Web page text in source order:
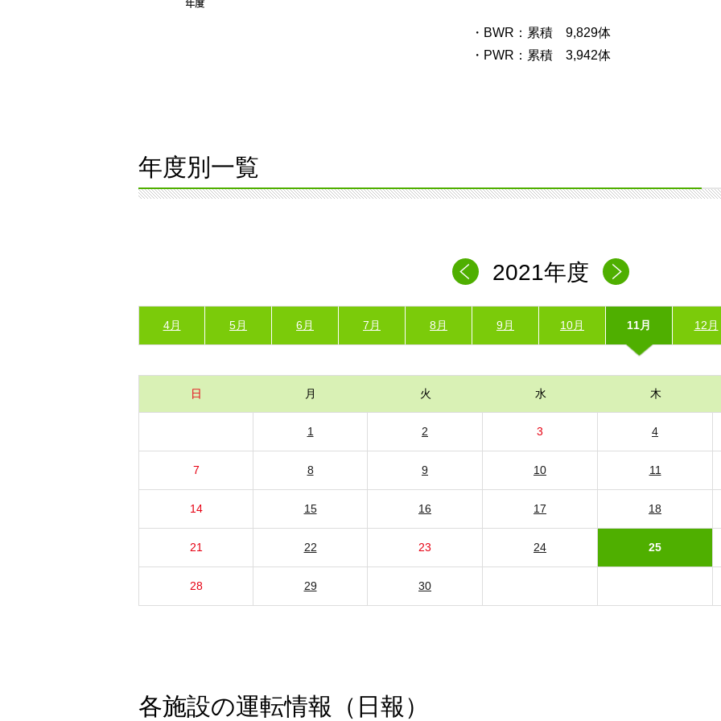
・BWR：累積 9,829体
・PWR：累積 3,942体
年度別一覧
2021年度
4月 5月 6月 7月 8月 9月 10月 11月 12月
日 月 火 水 木
1 2 3 4
7 8 9 10 11
14 15 16 17 18
21 22 23 24 25
28 29 30
各施設の運転情報（日報）